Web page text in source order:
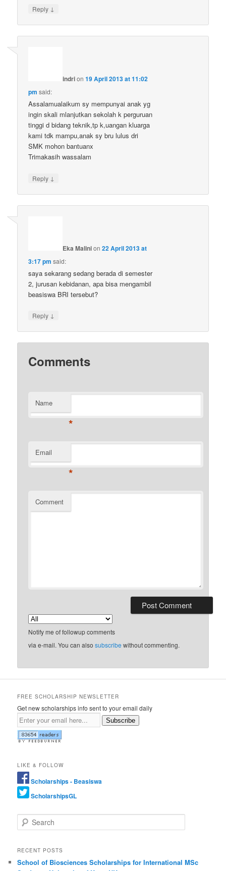
Reply ↓
indrion19 April 2013 at 11:02
pm said:
Assalamualaikum sy mempunyai anak yg
ingin skali mlanjutkan sekolah k perguruan
tinggi d bidang teknik,tp k,uangan kluarga
kami tdk mampu,anak sy bru lulus dri
SMK mohon bantuanx
Trimakasih wassalam
Reply ↓
Eka Malinion22 April 2013 at
3:17 pm said:
saya sekarang sedang berada di semester
2, jurusan kebidanan, apa bisa mengambil
beasiswa BRI tersebut?
Reply ↓
Comments
Name
*
Email
*
Comment
Notify me of followup comments
via e-mail. You can alsosubscribe without commenting.
FREE SCHOLARSHIP NEWSLETTER
Get new scholarships info sent to your email daily
Subscribe
LIKE & FOLLOW
Scholarships - Beasiswa
ScholarshipsGL
Search
RECENT POSTS
School of Biosciences Scholarships for International MSc